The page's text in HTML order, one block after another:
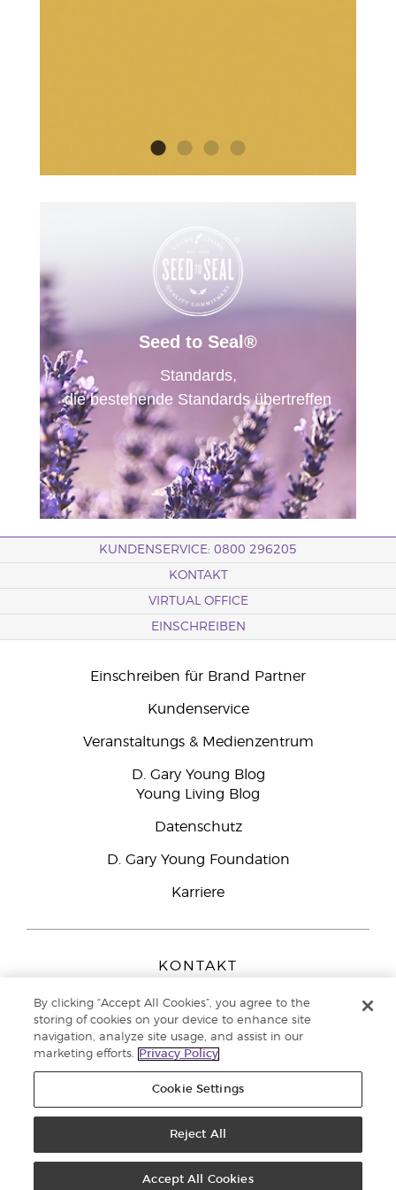
Seed to Seal®
Standards,
die bestehende Standards übertreffen
KUNDENSERVICE: 0800 296205
KONTAKT
VIRTUAL OFFICE
EINSCHREIBEN
Einschreiben für Brand Partner
Kundenservice
Veranstaltungs & Medienzentrum
D. Gary Young Blog
Young Living Blog
Datenschutz
D. Gary Young Foundation
Karriere
KONTAKT
Peizerweg 97
9727 AJ Groningen
Netherlands
Kundenservice:0800-296205
Datenschutzerklärung
By clicking “Accept All Cookies”, you agree to the
storing of cookies on your device to enhance site
navigation, analyze site usage, and assist in our
marketing efforts.
Privacy Policy
Cookie Settings
Reject All
Accept All Cookies